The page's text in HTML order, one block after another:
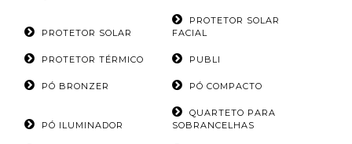
PROTETOR SOLAR
PROTETOR SOLAR
FACIAL
PROTETOR TÉRMICO PUBLI
PÓ BRONZER PÓ COMPACTO
PÓ ILUMINADOR
QUARTETO PARA
SOBRANCELHAS